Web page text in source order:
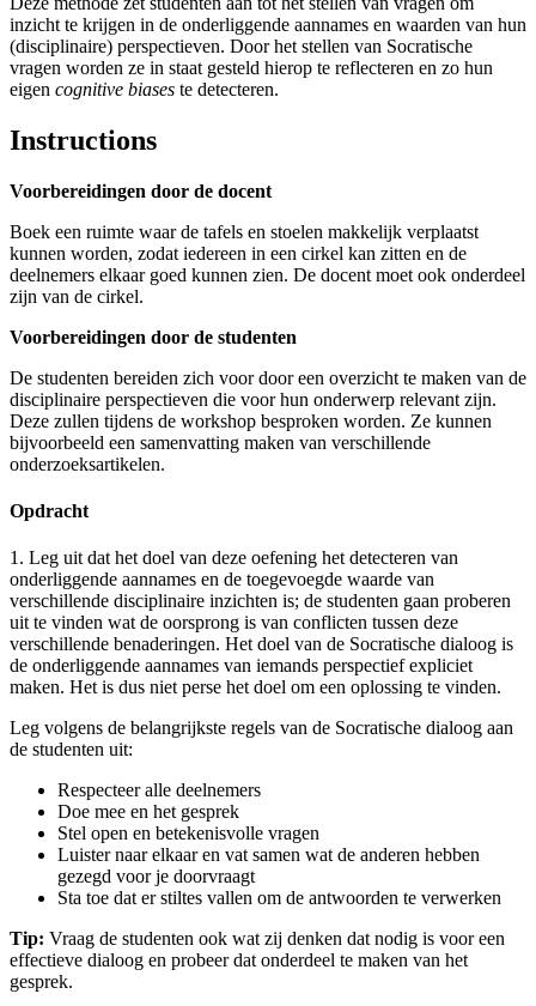
inzicht te krijgen in de onderliggende aannames en waarden van hun
(disciplinaire) perspectieven. Door het stellen van Socratische
vragen worden ze in staat gesteld hierop te reflecteren en zo hun
eigen cognitive biases te detecteren.
Instructions
Voorbereidingen door de docent
Boek een ruimte waar de tafels en stoelen makkelijk verplaatst
kunnen worden, zodat iedereen in een cirkel kan zitten en de
deelnemers elkaar goed kunnen zien. De docent moet ook onderdeel
zijn van de cirkel.
Voorbereidingen door de studenten
De studenten bereiden zich voor door een overzicht te maken van de
disciplinaire perspectieven die voor hun onderwerp relevant zijn.
Deze zullen tijdens de workshop besproken worden. Ze kunnen
bijvoorbeeld een samenvatting maken van verschillende
onderzoeksartikelen.
Opdracht
1. Leg uit dat het doel van deze oefening het detecteren van
onderliggende aannames en de toegevoegde waarde van
verschillende disciplinaire inzichten is; de studenten gaan proberen
uit te vinden wat de oorsprong is van conflicten tussen deze
verschillende benaderingen. Het doel van de Socratische dialoog is
de onderliggende aannames van iemands perspectief expliciet
maken. Het is dus niet perse het doel om een oplossing te vinden.
Leg volgens de belangrijkste regels van de Socratische dialoog aan
de studenten uit:
Respecteer alle deelnemers
Doe mee en het gesprek
Stel open en betekenisvolle vragen
Luister naar elkaar en vat samen wat de anderen hebben
gezegd voor je doorvraagt
Sta toe dat er stiltes vallen om de antwoorden te verwerken
Tip: Vraag de studenten ook wat zij denken dat nodig is voor een
effectieve dialoog en probeer dat onderdeel te maken van het
gesprek.